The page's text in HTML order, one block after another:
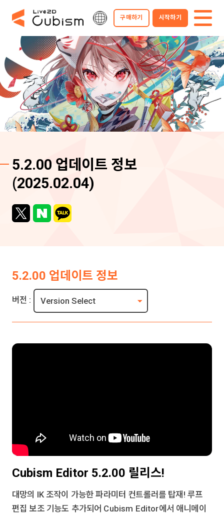
구매하기 시작하기
5.2.00 업데이트 정보
(2025.02.04)
5.2.00 업데이트 정보
버전 :
Cubism Editor 5.2.00 릴리스!
대망의 IK 조작이 가능한 파라미터 컨트롤러를 탑재! 루프
편집 보조 기능도 추가되어 Cubism Editor에서 애니메이